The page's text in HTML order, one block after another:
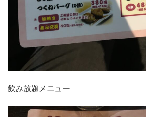
飲み放題メニュー